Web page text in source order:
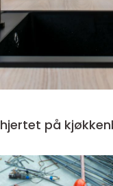
Kjøkkenvask hjertet på